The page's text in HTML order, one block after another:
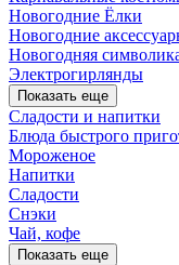
Новогодние Ёлки
Новогодние
Новогодняя
Электрогирлянды
Показать еще
Сладости и напитки
Блюда быстрого
Мороженое
Напитки
Сладости
Снэки
Чай, кофе
Показать еще